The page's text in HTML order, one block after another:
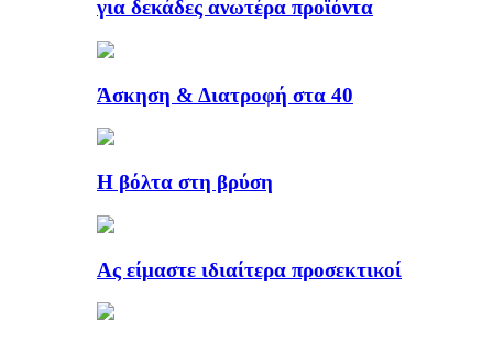
για δεκάδες ανωτέρα προϊόντα
Άσκηση & Διατροφή στα 40
Η βόλτα στη βρύση
Ας είμαστε ιδιαίτερα προσεκτικοί